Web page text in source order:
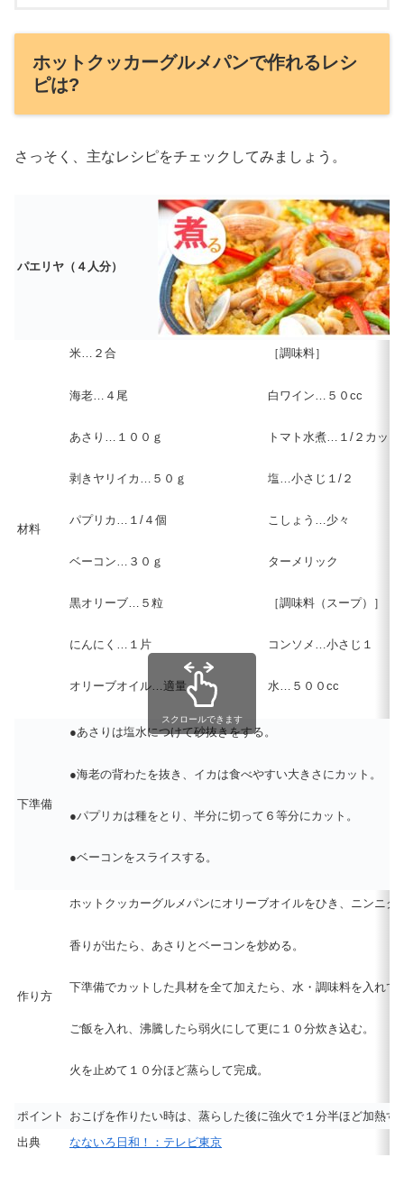
ホットクッカーグルメパンで作れるレシ
ピは?
さっそく、主なレシピをチェックしてみましょう。
パエリヤ（４人分）
材料
米…２合
海老…４尾
あさり…１００ｇ
剥きヤリイカ…５０ｇ
パプリカ…１/４個
ベーコン…３０ｇ
黒オリーブ…５粒
にんにく…１片
オリーブオイル…適量
［調味料］
白ワイン…５０cc
トマト水煮…１/２カップ
塩…小さじ１/２
こしょう…少々
ターメリック
［調味料（スープ）］
コンソメ…小さじ１
水…５００cc
下準備
●あさりは塩水につけて砂抜きをする。
●海老の背わたを抜き、イカは食べやすい大きさにカット。
●パプリカは種をとり、半分に切って６等分にカット。
●ベーコンをスライスする。
作り方
ホットクッカーグルメパンにオリーブオイルをひき、ニンニク
香りが出たら、あさりとベーコンを炒める。
下準備でカットした具材を全て加えたら、水・調味料を入れて
ご飯を入れ、沸騰したら弱火にして更に１０分炊き込む。
火を止めて１０分ほど蒸らして完成。
ポイント
おこげを作りたい時は、蒸らした後に強火で１分半ほど加熱す
出典
なないろ日和！：テレビ東京
スクロールできます